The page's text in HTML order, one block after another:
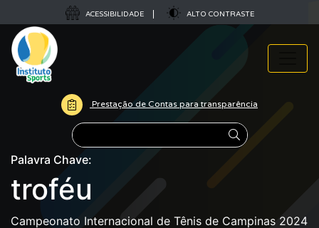
ACESSIBILIDADE ALTO CONTRASTE
Prestação de Contas para transparência
Pesquisar
Palavra Chave:
troféu
Campeonato Internacional de Tênis de Campinas 2024